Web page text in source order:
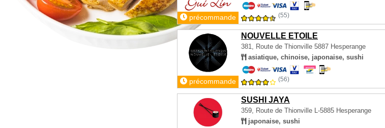
précommande (55)
NOUVELLE ETOILE
381, Route de Thionville 5887 Hesperange
asiatique, chinoise, japonaise, sushi
précommande (56)
SUSHI JAYA
359, Route de Thionville L-5885 Hesperange
japonaise, sushi